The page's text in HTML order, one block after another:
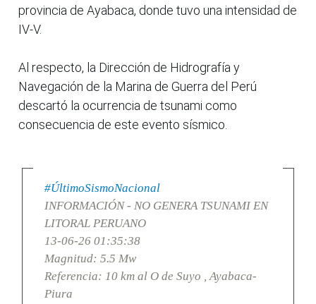
provincia de Ayabaca, donde tuvo una intensidad de
IV-V.
Al respecto, la Dirección de Hidrografía y
Navegación de la Marina de Guerra del Perú
descartó la ocurrencia de tsunami como
consecuencia de este evento sísmico.
#ÚltimoSismoNacional
INFORMACIÓN - NO GENERA TSUNAMI EN
LITORAL PERUANO
13-06-26 01:35:38
Magnitud: 5.5 Mw
Referencia: 10 km al O de Suyo , Ayabaca-
Piura